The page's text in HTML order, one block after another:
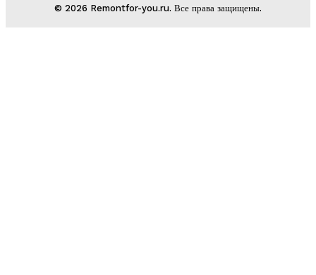
© 2026 Remontfor-you.ru. Все права защищены.